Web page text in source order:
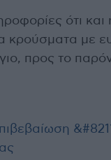
ότι και
κρούσματα με
προς το